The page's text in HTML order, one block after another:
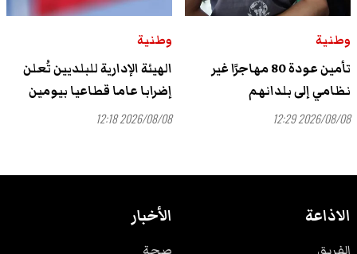
وطنية
تأمين عودة 80 مهاجرًا غير
نظامي إلى بلدانهم
2026/08/08 12:29
وطنية
الهيئة الإدارية للبلديين تُعلن
إضرابا عاما قطاعيا بيومين
2026/08/08 12:18
الاذاعة الأخبار